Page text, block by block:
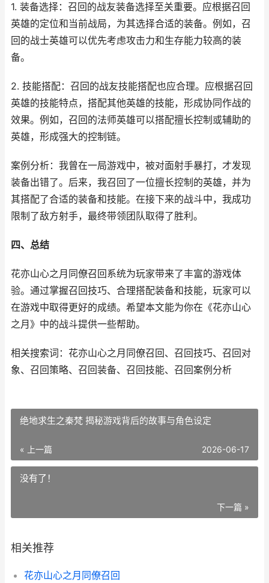
1. 装备选择：召回的战友装备选择至关重要。应根据召回
英雄的定位和当前战局，为其选择合适的装备。例如，召
回的战士英雄可以优先考虑攻击力和生存能力较高的装
备。
2. 技能搭配：召回的战友技能搭配也应合理。应根据召回
英雄的技能特点，搭配其他英雄的技能，形成协同作战的
效果。例如，召回的法师英雄可以搭配擅长控制或辅助的
英雄，形成强大的控制链。
案例分析：我曾在一局游戏中，被对面射手暴打，才发现
装备出错了。后来，我召回了一位擅长控制的英雄，并为
其搭配了合适的装备和技能。在接下来的战斗中，我成功
限制了敌方射手，最终带领团队取得了胜利。
四、总结
花亦山心之月同僚召回系统为玩家带来了丰富的游戏体
验。通过掌握召回技巧、合理搭配装备和技能，玩家可以
在游戏中取得更好的成绩。希望本文能为你在《花亦山心
之月》中的战斗提供一些帮助。
相关搜索词：花亦山心之月同僚召回、召回技巧、召回对
象、召回策略、召回装备、召回技能、召回案例分析
绝地求生之秦梵 揭秘游戏背后的故事与角色设定
« 上一篇 2026-06-17
没有了！
下一篇 »
相关推荐
花亦山心之月同僚召回